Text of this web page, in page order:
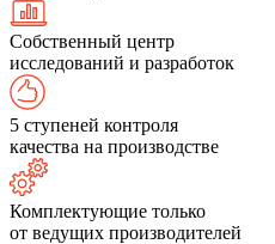
Собственный центр
исследований и разработок
5 ступеней контроля
качества на производстве
Комплектующие только
от ведущих производителей